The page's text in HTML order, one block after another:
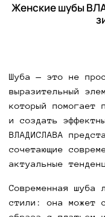
Женские шубы
Шуба — это не
выразительный
который помогает
и создать
ВЛАДИСЛАВА
сочетающие
актуальные
Современная шуба
стили: она может